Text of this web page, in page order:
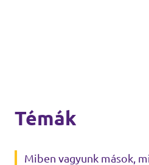
Témák
Miben vagyunk mások,